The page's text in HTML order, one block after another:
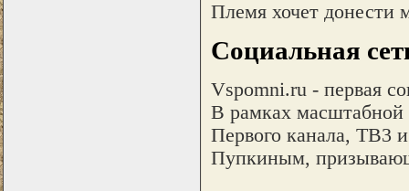
Племя хочет донести
Социальная
Vspomni.ru - первая
В рамках масштабной
Первого канала, ТВ3
Пупкиным,